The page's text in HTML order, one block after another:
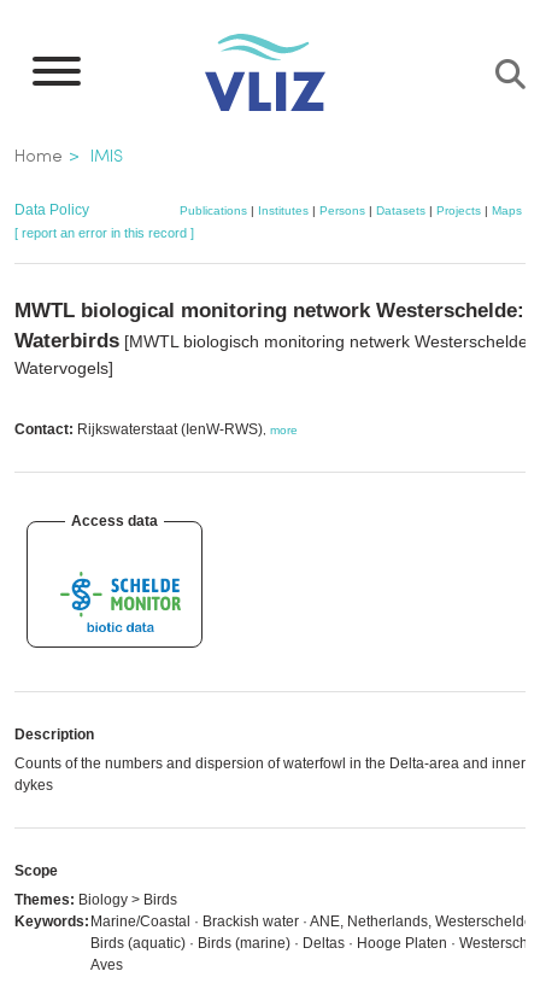
main
Breadcrumb
Home IMIS
Data Policy Publications| Institutes| Persons| Datasets| Projects| Maps
[ report an error in this record ]
MWTL biological monitoring network Westerschelde:
Waterbirds [MWTL biologisch monitoring netwerk Westerschelde:
Watervogels]
Contact: Rijkswaterstaat (IenW-RWS) more
Access data
Description
Counts of the numbers and dispersion of waterfowl in the Delta-area and inner
dykes
Scope
Themes: Biology > Birds
Keywords: Marine/Coastal · Brackish water · ANE, Netherlands, Westerschelde ·
Birds (aquatic) · Birds (marine) · Deltas · Hooge Platen ·
Aves